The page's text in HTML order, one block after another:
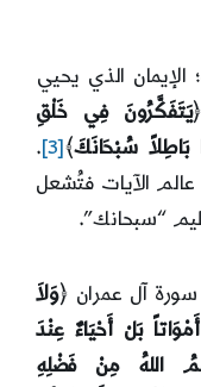
الإيمان الذي يحيي
يَتَفَكَّرُونَ فِي خَلْقِ
بَاطِلاً سُبْحَانَكَ﴾[3]
.
الآيات فتُشعل
“سبحانك”.
آل عمران ﴿وَلاَ
بَلْ أَحْيَاءٌ عِنْدَ
اللهُ مِنْ فَضْلِهِ